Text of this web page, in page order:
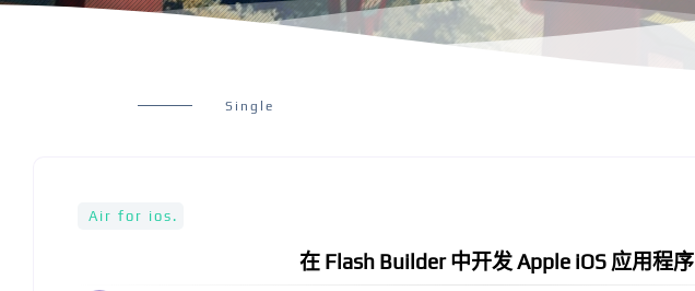
Single
Air for ios.
在 Flash Builder 中开发 Apple iOS 应用程序